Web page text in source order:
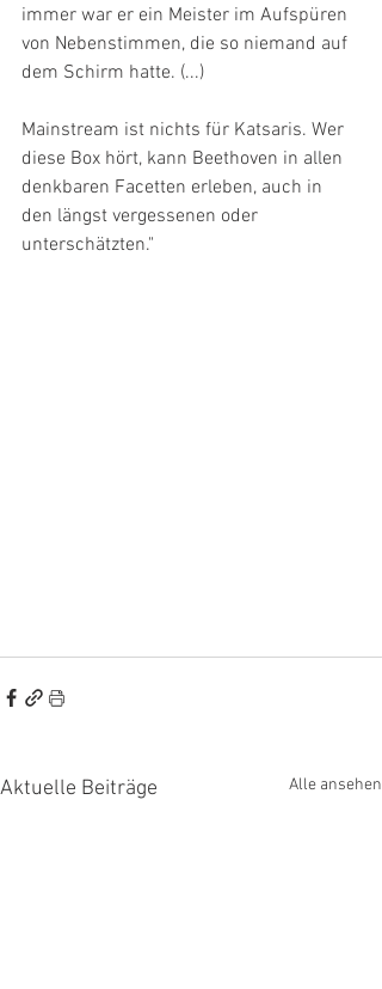
immer war er ein Meister im Aufspüren
von Nebenstimmen, die so niemand auf
dem Schirm hatte. (...)
Mainstream ist nichts für Katsaris. Wer
diese Box hört, kann Beethoven in allen
denkbaren Facetten erleben, auch in
den längst vergessenen oder
unterschätzten."
Aktuelle Beiträge Alle ansehen